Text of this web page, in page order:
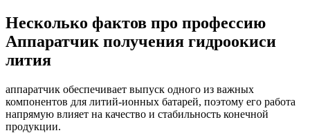
Несколько фактов про профессию
Аппаратчик получения гидроокиси
лития
аппаратчик обеспечивает выпуск одного из важных
компонентов для литий‑ионных батарей, поэтому его работа
напрямую влияет на качество и стабильность конечной
продукции.